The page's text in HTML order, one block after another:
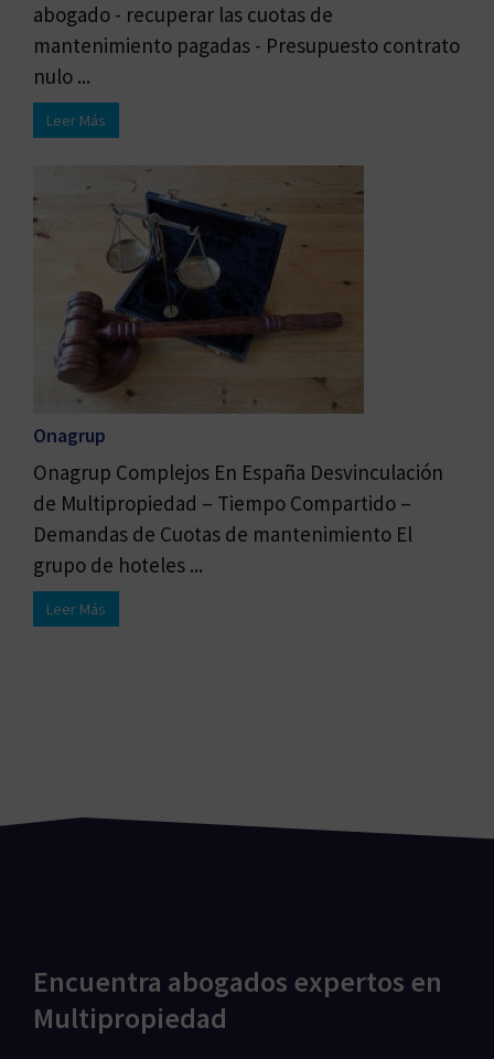
abogado - recuperar las cuotas de
mantenimiento pagadas - Presupuesto contrato
nulo ...
Leer Más
Onagrup
Onagrup Complejos En España Desvinculación
de Multipropiedad – Tiempo Compartido –
Demandas de Cuotas de mantenimiento El
grupo de hoteles ...
Leer Más
Encuentra abogados expertos en
Multipropiedad